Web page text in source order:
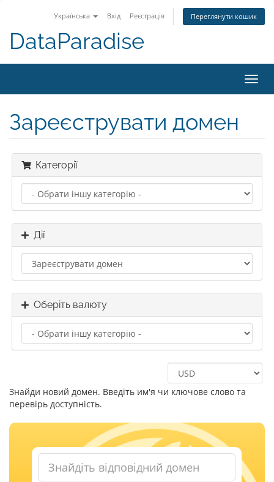
Українська Вхід Реєстрація Переглянути кошик
DataParadise
Зареєструвати домен
Категорії
Дії
Оберіть валюту
Знайди новий домен. Введіть им'я чи ключове слово та
перевірь доступність.